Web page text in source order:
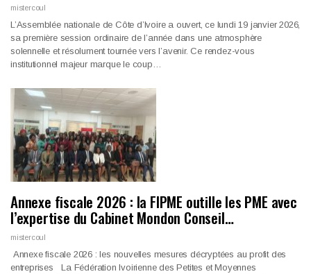
mistercoul
L’Assemblée nationale de Côte d’Ivoire a ouvert, ce lundi 19 janvier 2026,
sa première session ordinaire de l’année dans une atmosphère
solennelle et résolument tournée vers l’avenir. Ce rendez-vous
institutionnel majeur marque le coup…
Annexe fiscale 2026 : la FIPME outille les PME avec
l’expertise du Cabinet Mondon Conseil…
mistercoul
Annexe fiscale 2026 : les nouvelles mesures décryptées au profit des
entreprises La Fédération Ivoirienne des Petites et Moyennes